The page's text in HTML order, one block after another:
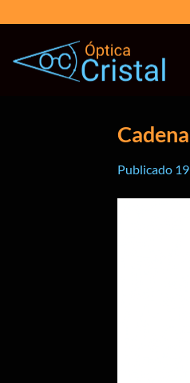
al
contenido
Publicado